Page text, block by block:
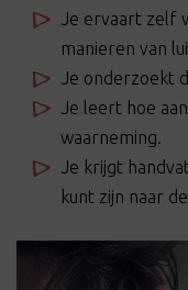
Je ervaart zelf
manieren van
Je onderzoekt
Je leert hoe
waarneming.
Je krijgt
kunt zijn naar